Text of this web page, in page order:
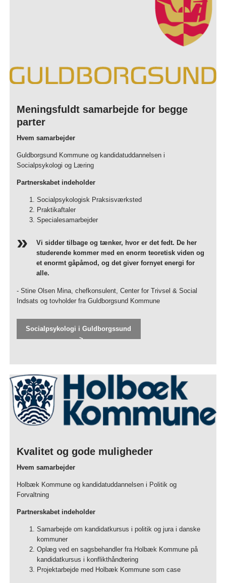
Meningsfuldt samarbejde for begge
parter
Hvem samarbejder
Guldborgsund Kommune og kandidatuddannelsen i
Socialpsykologi og Læring
Partnerskabet indeholder
Socialpsykologisk Praksisværksted
Praktikaftaler
Specialesamarbejder
Vi sidder tilbage og tænker, hvor er det fedt. De her
studerende kommer med en enorm teoretisk viden og
et enormt gåpåmod, og det giver fornyet energi for
alle.
- Stine Olsen Mina, chefkonsulent, Center for Trivsel & Social
Indsats og tovholder fra Guldborgsund Kommune
Socialpsykologi i Guldborgssund
Kvalitet og gode muligheder
Hvem samarbejder
Holbæk Kommune og kandidatuddannelsen i Politik og
Forvaltning
Partnerskabet indeholder
Samarbejde om kandidatkursus i politik og jura i danske
kommuner
Oplæg ved en sagsbehandler fra Holbæk Kommune på
kandidatkursus i konflikthåndtering
Projektarbejde med Holbæk Kommune som case